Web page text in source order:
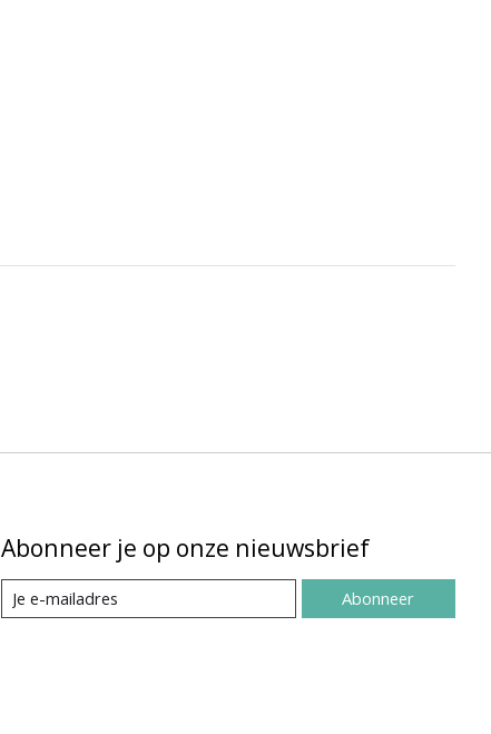
Abonneer je op onze nieuwsbrief
Abonneer